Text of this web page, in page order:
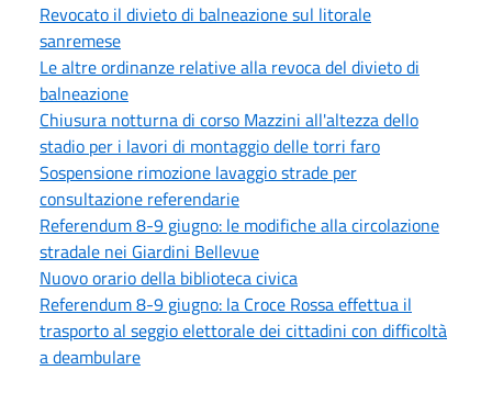
Revocato il divieto di balneazione sul litorale
sanremese
Le altre ordinanze relative alla revoca del divieto di
balneazione
Chiusura notturna di corso Mazzini all'altezza dello
stadio per i lavori di montaggio delle torri faro
Sospensione rimozione lavaggio strade per
consultazione referendarie
Referendum 8-9 giugno: le modifiche alla circolazione
stradale nei Giardini Bellevue
Nuovo orario della biblioteca civica
Referendum 8-9 giugno: la Croce Rossa effettua il
trasporto al seggio elettorale dei cittadini con difficoltà
a deambulare